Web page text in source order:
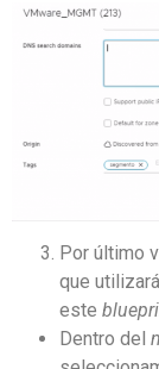
Por último
que
este
Dentro del